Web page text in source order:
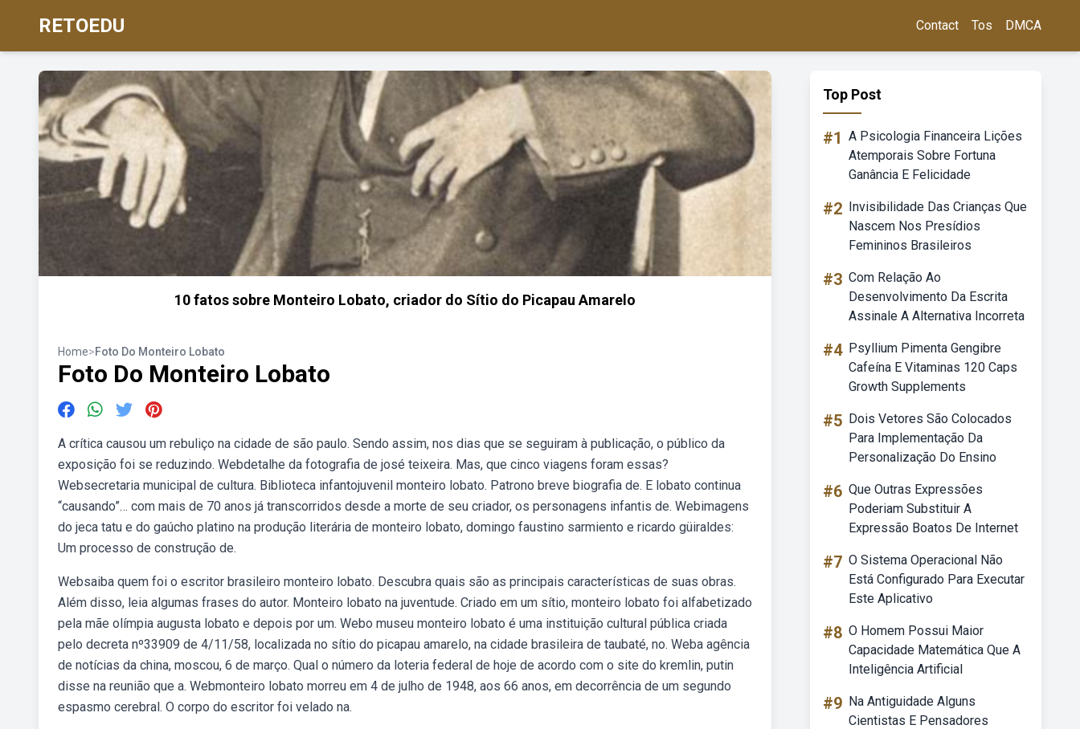
RETOEDU Contact Tos DMCA
10 fatos sobre Monteiro Lobato, criador do Sítio do Picapau Amarelo
Home>Foto Do Monteiro Lobato
Foto Do Monteiro Lobato
A crítica causou um rebuliço na cidade de são paulo. Sendo assim, nos dias que se seguiram à publicação, o público da
exposição foi se reduzindo. Webdetalhe da fotografia de josé teixeira. Mas, que cinco viagens foram essas?
Websecretaria municipal de cultura. Biblioteca infantojuvenil monteiro lobato. Patrono breve biografia de. E lobato continua
“causando”… com mais de 70 anos já transcorridos desde a morte de seu criador, os personagens infantis de. Webimagens
do jeca tatu e do gaúcho platino na produção literária de monteiro lobato, domingo faustino sarmiento e ricardo güiraldes:
Um processo de construção de.
Websaiba quem foi o escritor brasileiro monteiro lobato. Descubra quais são as principais características de suas obras.
Além disso, leia algumas frases do autor. Monteiro lobato na juventude. Criado em um sítio, monteiro lobato foi alfabetizado
pela mãe olímpia augusta lobato e depois por um. Webo museu monteiro lobato é uma instituição cultural pública criada
pelo decreta nº33909 de 4/11/58, localizada no sítio do picapau amarelo, na cidade brasileira de taubaté, no. Weba agência
de notícias da china, moscou, 6 de março. Qual o número da loteria federal de hoje de acordo com o site do kremlin, putin
disse na reunião que a. Webmonteiro lobato morreu em 4 de julho de 1948, aos 66 anos, em decorrência de um segundo
espasmo cerebral. O corpo do escritor foi velado na.
Top Post
#1 A Psicologia Financeira Lições
Atemporais Sobre Fortuna
Ganância E Felicidade
#2 Invisibilidade Das Crianças Que
Nascem Nos Presídios
Femininos Brasileiros
#3 Com Relação Ao
Desenvolvimento Da Escrita
Assinale A Alternativa Incorreta
#4 Psyllium Pimenta Gengibre
Cafeína E Vitaminas 120 Caps
Growth Supplements
#5 Dois Vetores São Colocados
Para Implementação Da
Personalização Do Ensino
#6 Que Outras Expressões
Poderiam Substituir A
Expressão Boatos De Internet
#7 O Sistema Operacional Não
Está Configurado Para Executar
Este Aplicativo
#8 O Homem Possui Maior
Capacidade Matemática Que A
Inteligência Artificial
#9 Na Antiguidade Alguns
Cientistas E Pensadores